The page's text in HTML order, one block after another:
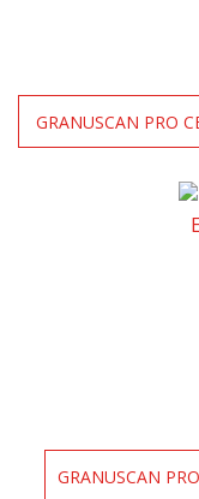
GRANUSCAN PRO
GRANUSCAN